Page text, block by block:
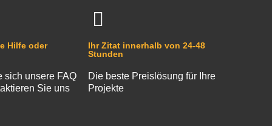
Hilfe oder
sich unsere FAQ
Sie uns
Ihr Zitat innerhalb von 24-48
Stunden
Die beste Preislösung für Ihre
Projekte